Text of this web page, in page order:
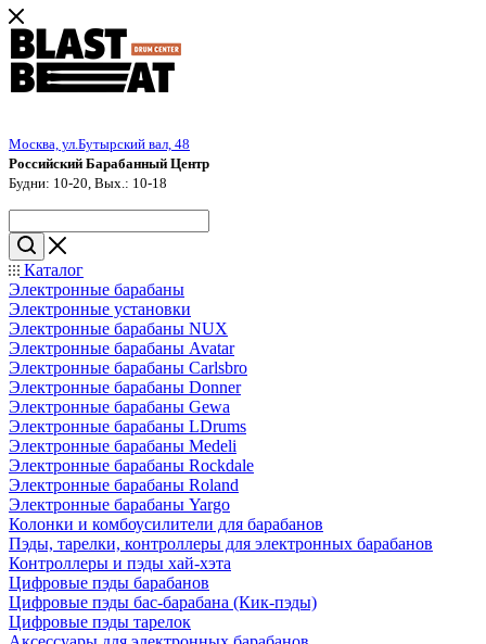
Москва, ул.Бутырский вал, 48
Российский Барабанный Центр
Будни: 10-20, Вых.: 10-18
Каталог
Электронные барабаны
Электронные установки
Электронные барабаны NUX
Электронные барабаны Avatar
Электронные барабаны Carlsbro
Электронные барабаны Donner
Электронные барабаны Gewa
Электронные барабаны LDrums
Электронные барабаны Medeli
Электронные барабаны Rockdale
Электронные барабаны Roland
Электронные барабаны Yargo
Колонки и комбоусилители для барабанов
Пэды, тарелки, контроллеры для электронных барабанов
Контроллеры и пэды хай-хэта
Цифровые пэды барабанов
Цифровые пэды бас-барабана (Кик-пэды)
Цифровые пэды тарелок